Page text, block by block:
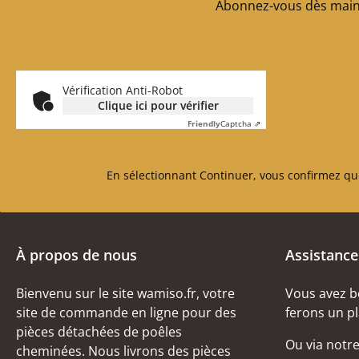
Abonnez-vous dès
Vérification Anti-Robot
Clique ici pour vérifier
FriendlyCaptcha ⇗
En sélectionnant Continuer, vous confirmez
À propos de nous
Bienvenu sur le site wamiso.fr, votre
site de commande en ligne pour des
pièces détachées de poêles
cheminées. Nous livrons des pièces
Vous avez
ferons un
Ou via notre